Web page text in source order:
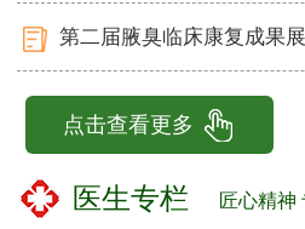
第二届腋臭临床康复成果
点击查看更多
医生专栏 匠心精神